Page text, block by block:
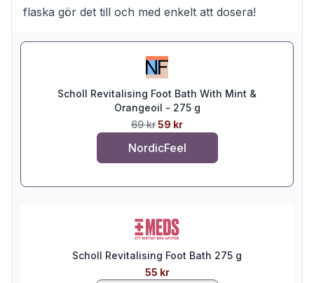
flaska gör det till och med enkelt att dosera!
Scholl Revitalising Foot Bath With Mint &
Orangeoil - 275 g
69 kr59 kr
NordicFeel
Scholl Revitalising Foot Bath 275 g
55 kr